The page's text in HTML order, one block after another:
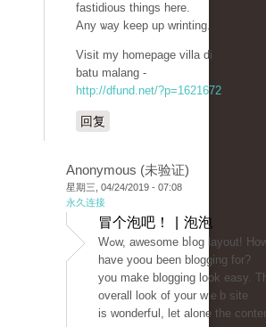
fastіdious things here.
Any ѡay keep up wrinting.
Visit my homepage villa di
batu malang -
http://dfund.net/?p=1621672
回复
Anonymous (未验证)
星期三, 04/24/2019 - 07:08
永久连接
冒个泡吧！ | 泡泡
Ԝߋw, aԝesome bⅼog layout! How long
have yooս been blogging for?
you make blogging look easy.
overall look of your wｅb site
is wonderfսl, let alone the